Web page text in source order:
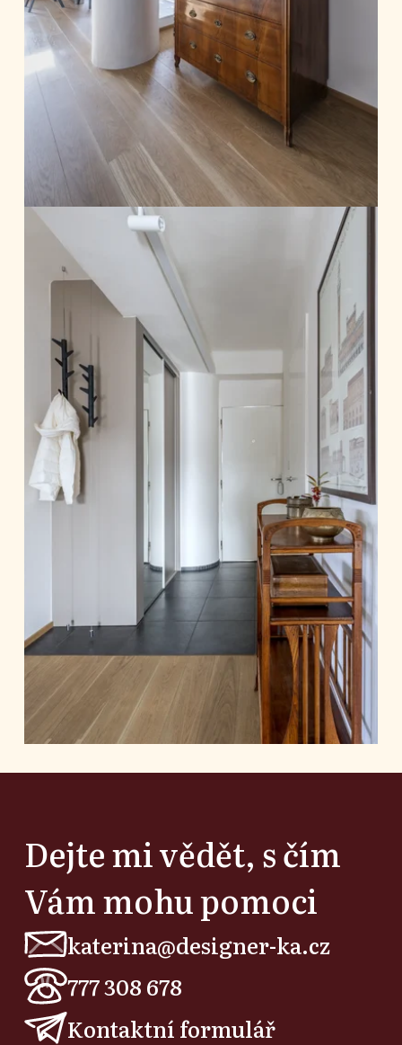
Dejte mi vědět, s čím
Vám mohu pomoci
katerina@designer-ka.cz
777 308 678
Kontaktní formulář